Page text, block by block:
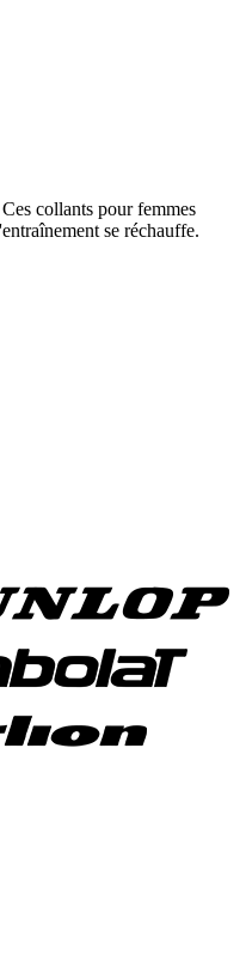
collants pour femmes
se réchauffe.